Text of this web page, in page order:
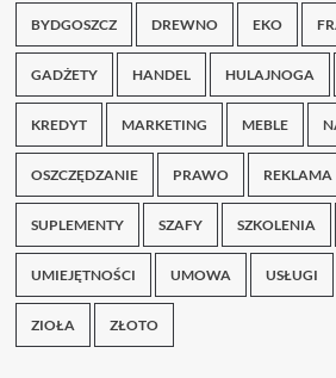
BYDGOSZCZ DREWNO EKO
GADŻETY HANDEL HULAJNOGA
KREDYT MARKETING MEBLE
OSZCZĘDZANIE PRAWO REKLAMA
SUPLEMENTY SZAFY SZKOLENIA
UMIEJĘTNOŚCI UMOWA USŁUGI
ZIOŁA ZŁOTO